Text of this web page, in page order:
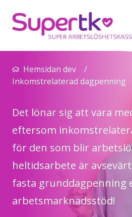
Hemsidan dev
/
Inkomstrelaterad dagpenning
Det lönar sig att vara
eftersom
för den som blir
heltidsarbete är
fasta grunddagpenning
arbetsmarknadsstöd!